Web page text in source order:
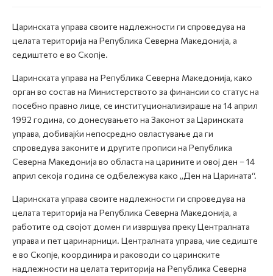
Царинската управа своите надлежности ги спроведува на
целата територија на Република Северна Македонија, а
седиштето е во Скопје.
Царинската управа на Република Северна Македонија, како
орган во состав на Министерството за финансии со статус на
посебно правно лице, се институционализираше на 14 април
1992 година, со донесувањето на Законот за Царинската
управа, добивајќи непосредно овластување да ги
спроведува законите и другите прописи на Република
Северна Македонија во областа на царините и овој ден – 14
април секоја година се одбележува како „Ден на Царината“.
Царинската управа своите надлежности ги спроведува на
целата територија на Република Северна Македонија, а
работите од својот домен ги извршува преку Централната
управа и пет царинарници. Централната управа, чие седиште
е во Скопје, координира и раководи со царинските
надлежности на целата територија на Република Северна